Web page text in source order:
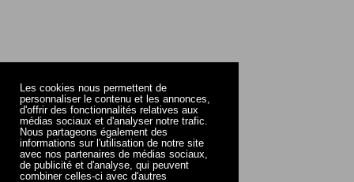
Les cookies nous permettent de
personnaliser le contenu et les annonces,
d'offrir des fonctionnalités relatives aux
médias sociaux et d'analyser notre trafic.
Nous partageons également des
informations sur l'utilisation de notre site
avec nos partenaires de médias sociaux,
de publicité et d'analyse, qui peuvent
combiner celles-ci avec d'autres